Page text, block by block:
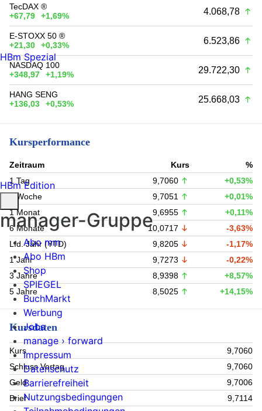
TecDAX ®
+67,79
+1,69% 4.068,78
E-STOXX 50 ®
+21,30
+0,33% 6.523,86
NASDAQ 100
+348,97
+1,19% 29.722,30
HANG SENG
+136,03
+0,53% 25.668,03
Kursperformance
Zeitraum Kurs
%
1 Tag
9,7060
+0,53%
1 Woche
9,7051
+0,01%
1 Monat
9,6955
+0,11%
6 Monate
10,0717
-3,63%
Lfd. Jahr (YTD)
9,8205
-1,17%
1 Jahr
9,7273
-0,22%
3 Jahre
8,9398
+8,57%
5 Jahre
8,5025 +14,15%
Kursdaten
Kurs
9,7060
Schluss Vortag
9,7060
Geld
9,7006
Brief
9,7114
HBm Spezial
HBm Edition
manager-Gruppe
Abo mm
Abo HBm
Shop
SPIEGEL
BuchMarkt
Werbung
Jobs
manage › forward
Impressum
Datenschutz
Barrierefreiheit
Nutzungsbedingungen